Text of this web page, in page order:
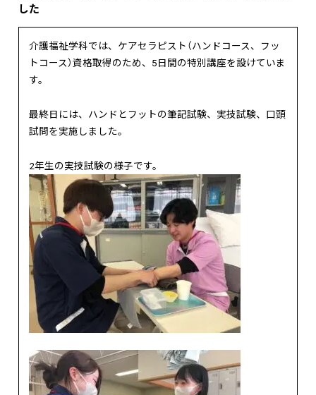
した
介護福祉学科では、ケアセラピスト（ハンドコース、フッ
トコース）資格取得のため、5日間の特別講座を設けていま
す。
最終日には、ハンドとフットの筆記試験、実技試験、口頭
試問を実施しました。
2年生の実技試験の様子です。